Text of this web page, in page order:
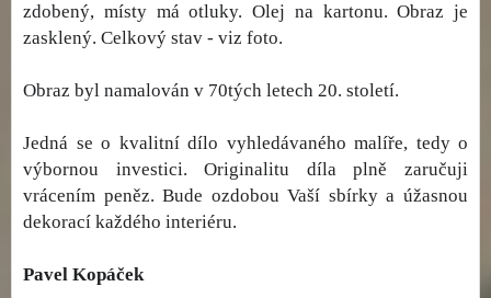
zdobený, místy má otluky. Olej na kartonu. Obraz je
zasklený. Celkový stav - viz foto.
Obraz byl namalován v 70tých letech 20. století.
Jedná se o kvalitní dílo vyhledávaného malíře, tedy o
výbornou investici. Originalitu díla plně zaručuji
vrácením peněz. Bude ozdobou Vaší sbírky a úžasnou
dekorací každého interiéru.
Pavel Kopáček